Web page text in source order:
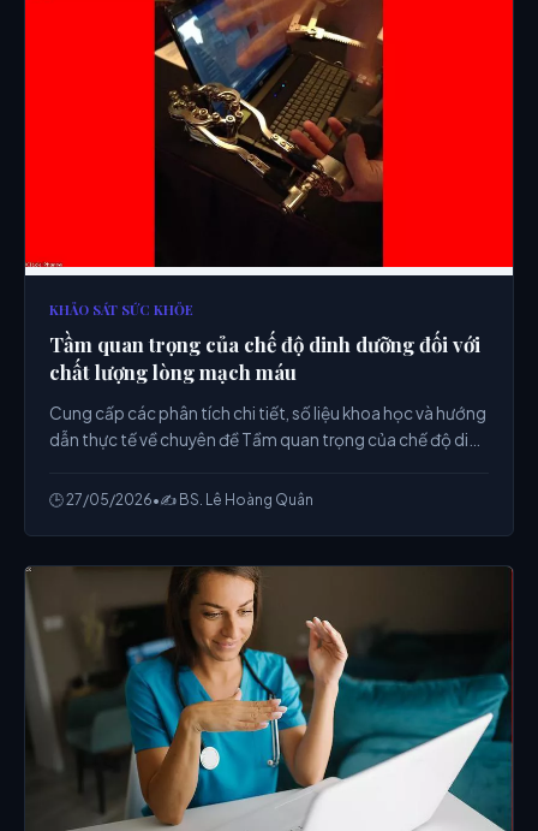
KHẢO SÁT SỨC KHỎE
Tầm quan trọng của chế độ dinh dưỡng đối với
chất lượng lòng mạch máu
Cung cấp các phân tích chi tiết, số liệu khoa học và hướng
dẫn thực tế về chuyên đề Tầm quan trọng của chế độ dinh
🕒 27/05/2026•✍️ BS. Lê Hoàng Quân